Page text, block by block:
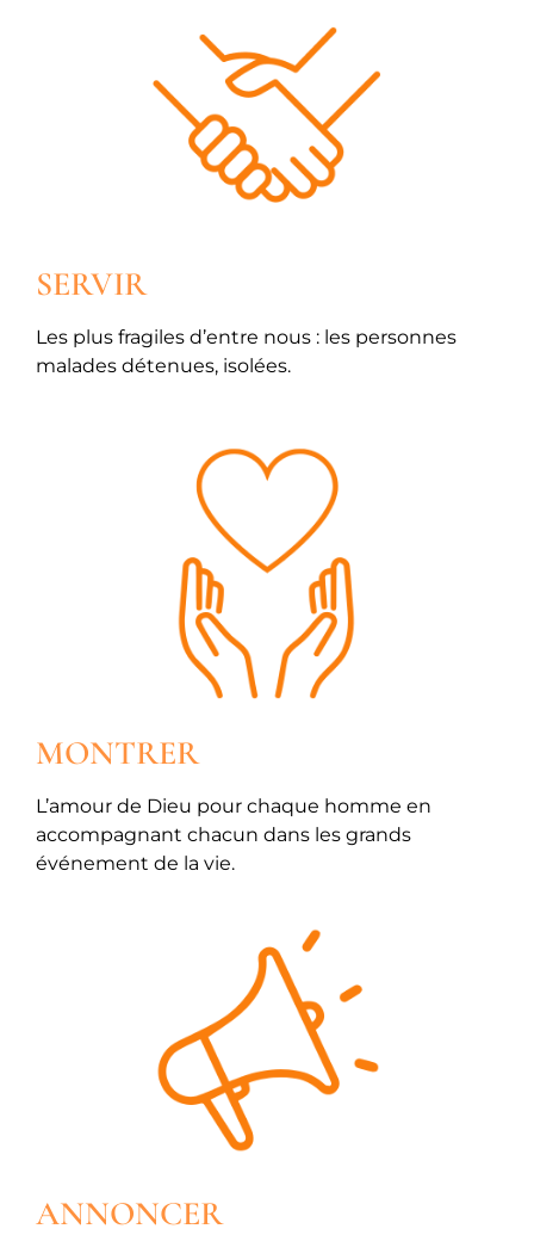
SERVIR
Les plus fragiles d’entre nous : les personnes
malades détenues, isolées.
MONTRER
L’amour de Dieu pour chaque homme en
accompagnant chacun dans les grands
événement de la vie.
ANNONCER